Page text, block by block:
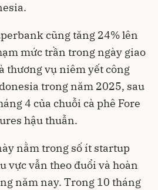
cũng tăng 24% lên
mức trần trong ngày giao
thương vụ niêm yết công
trong năm 2025, sau
4 của chuỗi cà phê Fore
hậu thuẫn.
nằm trong số ít startup
vực vẫn theo đuổi và hoàn
năm nay. Trong 10 tháng